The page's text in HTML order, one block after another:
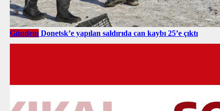
Gündem Donetsk’e yapılan saldırıda can kaybı 25’e çıktı